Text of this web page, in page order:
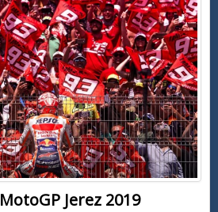
Jerez 2019